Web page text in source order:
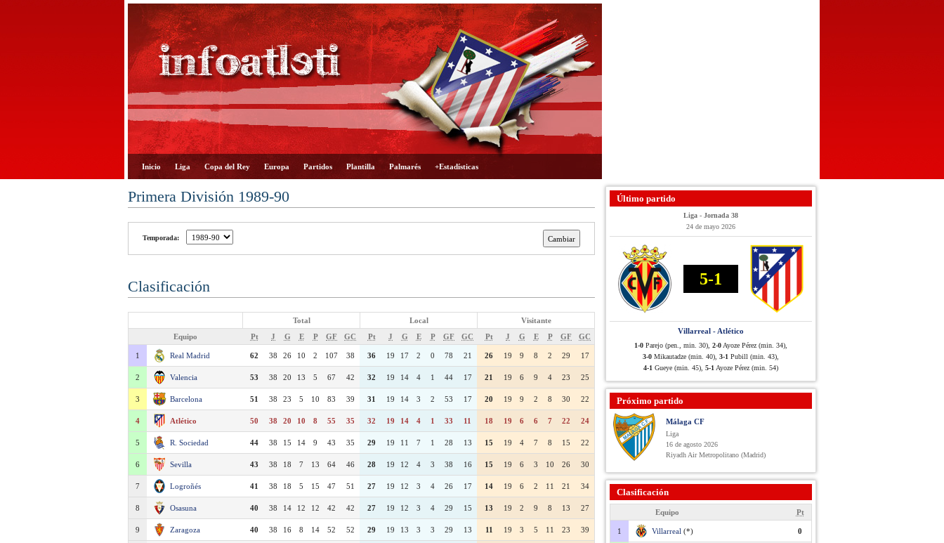
Inicio Liga Copa del Rey Europa Partidos Plantilla Palmarés +Estadísticas
Primera División 1989-90
Temporada:
Clasificación
Total Local
Visitante
Equipo
Pt J G E P GF GC Pt J G E P GF GC Pt J G E P GF GC
1 Real Madrid 62 38 26 10 2 107 38 36 19 17 2 0 78 21 26 19 9 8 2 29 17
2 Valencia 53 38 20 13 5 67 42 32 19 14 4 1 44 17 21 19 6 9 4 23 25
3 Barcelona 51 38 23 5 10 83 39 31 19 14 3 2 53 17 20 19 9 2 8 30 22
4 Atlético 50 38 20 10 8 55 35 32 19 14 4 1 33 11 18 19 6 6 7 22 24
5 R. Sociedad 44 38 15 14 9 43 35 29 19 11 7 1 28 13 15 19 4 7 8 15 22
6 Sevilla 43 38 18 7 13 64 46 28 19 12 4 3 38 16 15 19 6 3 10 26 30
7 Logroñés 41 38 18 5 15 47 51 27 19 12 3 4 26 17 14 19 6 2 11 21 34
8 Osasuna 40 38 14 12 12 42 42 27 19 12 3 4 29 15 13 19 2 9 8 13 27
9 Zaragoza 40 38 16 8 14 52 52 29 19 13 3 3 29 13 11 19 3 5 11 23 39
Último partido
Liga - Jornada 38
24 de mayo 2026
5-1
Villarreal - Atlético
1-0 Parejo (pen., min. 30), 2-0 Ayoze Pérez (min. 34),
3-0 Mikautadze (min. 40), 3-1 Pubill (min. 43),
4-1 Gueye (min. 45), 5-1 Ayoze Pérez (min. 54)
Próximo partido
Málaga CF
Liga
16 de agosto 2026
Riyadh Air Metropolitano (Madrid)
Clasificación
Equipo Pt
1 Villarreal (*) 0